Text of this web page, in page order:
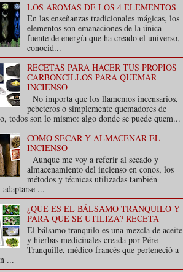
LOS AROMAS DE LOS 4 ELEMENTOS
En las enseñanzas tradicionales mágicas, los
elementos son emanaciones de la única
fuente de energía que ha creado el universo,
conocid...
RECETAS PARA HACER TUS PROPIOS
CARBONCILLOS PARA QUEMAR
INCIENSO
No importa que los llamemos incensarios,
pebeteros o simplemente quemadores de
todos son lo mismo: algo donde se puede quem...
COMO SECAR Y ALMACENAR EL
INCIENSO
Aunque me voy a referir al secado y
almacenamiento del incienso en conos, los
métodos y técnicas utilizadas también
adaptarse ...
¿QUE ES EL BÁLSAMO TRANQUILO Y
PARA QUE SE UTILIZA? RECETA
El bálsamo tranquilo es una mezcla de aceite
y hierbas medicinales creada por Pére
Tranquille, médico francés que perteneció a
...